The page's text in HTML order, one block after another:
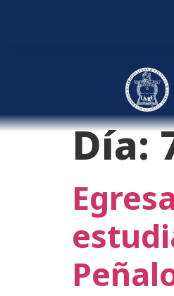
Día: